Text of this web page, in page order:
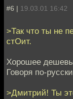
#6 | 19.03.01 16:42
>Так что ты не
стОит.
Хорошее
Говоря по-
>Дмитрий! Ты